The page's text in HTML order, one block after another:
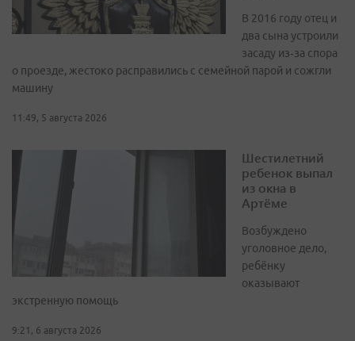
В 2016 году отец и
два сына устроили
засаду из‑за спора
о проезде, жестоко расправились с семейной парой и сожгли
машину
11:49, 5 августа 2026
Шестилетний
ребенок выпал
из окна в
Артёме
Возбуждено
уголовное дело,
ребёнку
оказывают
экстренную помощь
9:21, 6 августа 2026